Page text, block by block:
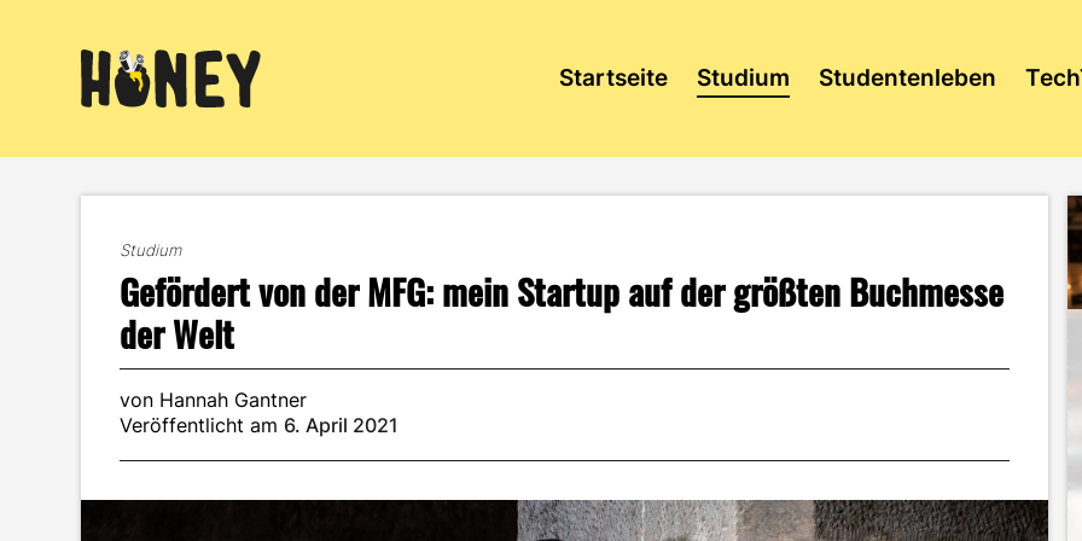
Startseite Studium Studentenleben
Studium
Gefördert von der MFG: mein Startup auf der größten Buchmesse
der Welt
von Hannah Gantner
Veröffentlicht am 6. April 2021